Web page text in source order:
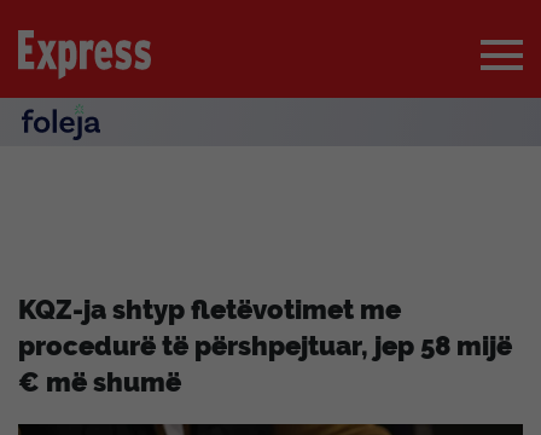
KQZ-ja shtyp fletëvotimet me
procedurë të përshpejtuar, jep 58 mijë
€ më shumë